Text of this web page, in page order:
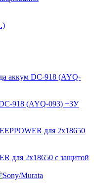
918 (AYQ-093) +ЗУ
для 2x18650 с защитой